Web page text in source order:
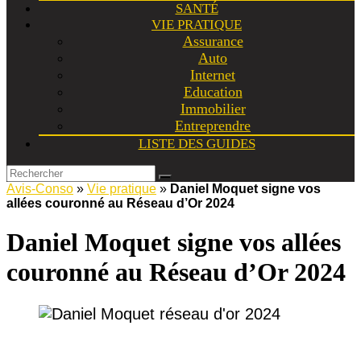
SANTÉ
VIE PRATIQUE
Assurance
Auto
Internet
Education
Immobilier
Entreprendre
LISTE DES GUIDES
Avis-Conso » Vie pratique » Daniel Moquet signe vos
allées couronné au Réseau d’Or 2024
Daniel Moquet signe vos allées
couronné au Réseau d’Or 2024